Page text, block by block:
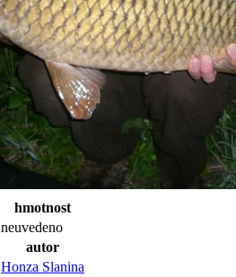
hmotnost
neuvedeno
autor
Honza Slanina